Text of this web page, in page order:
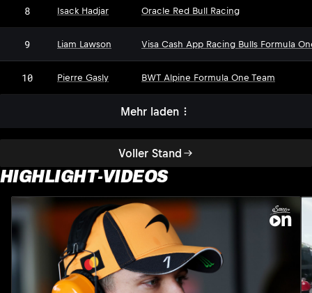
Voller Stand
8 Isack Hadjar Oracle Red Bull Racing
9 Liam Lawson Visa Cash App Racing Bulls Formula
10 Pierre Gasly BWT Alpine Formula One Team
Mehr laden
HIGHLIGHT-VIDEOS